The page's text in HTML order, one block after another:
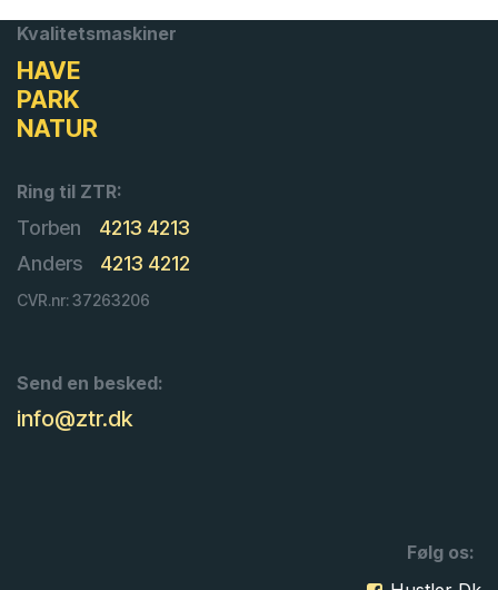
Kvalitetsmaskiner
HAVE
PARK
NATUR
Ring til ZTR:
Torben
4213 4213
Anders
4213 4212
CVR.nr: 37263206
Send en besked:
info@ztr.dk
Følg os: